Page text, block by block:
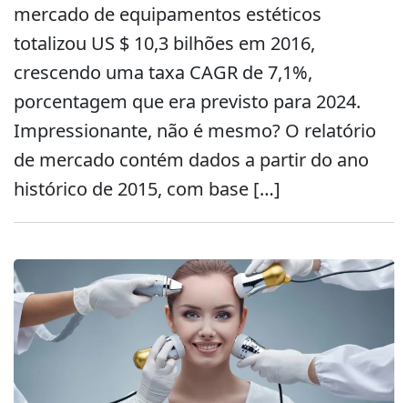
mercado de equipamentos estéticos
totalizou US $ 10,3 bilhões em 2016,
crescendo uma taxa CAGR de 7,1%,
porcentagem que era previsto para 2024.
Impressionante, não é mesmo? O relatório
de mercado contém dados a partir do ano
histórico de 2015, com base […]